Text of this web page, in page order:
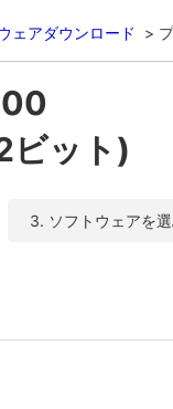
ェアダウンロード
ビット)
3. ソフトウェアを